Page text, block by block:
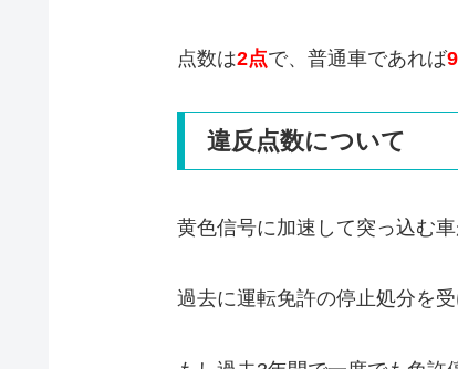
点数は2点で、普通車であれば
違反点数について
黄色信号に加速して突っ込む
過去に運転免許の停止処分を